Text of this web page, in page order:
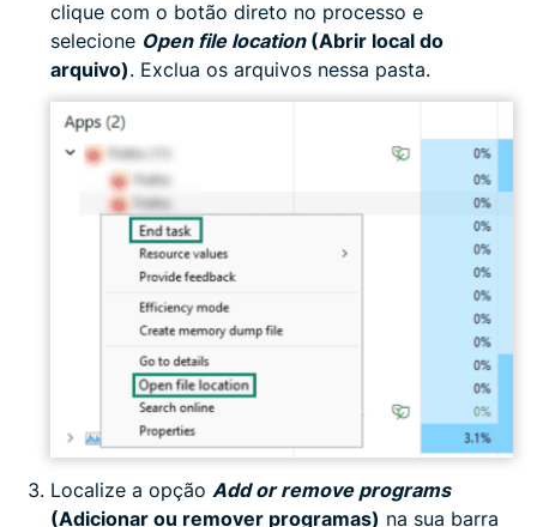
clique com o botão direto no processo e
selecione Open file location(Abrir local do
arquivo). Exclua os arquivos nessa pasta.
Localize a opção Add or remove programs
(Adicionar ou remover programas) na sua barra